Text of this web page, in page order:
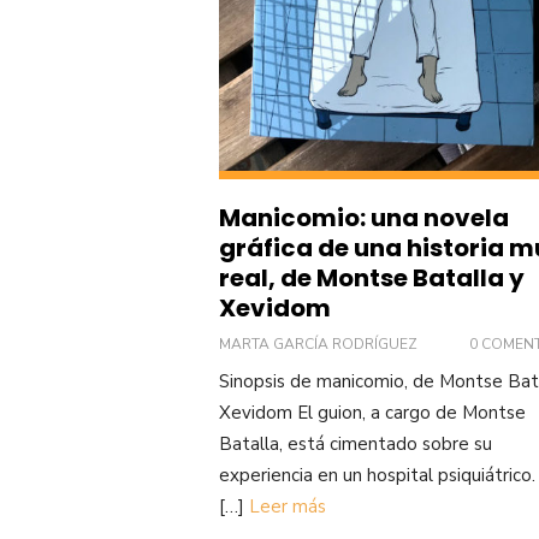
Manicomio: una novela
gráfica de una historia
real, de Montse Batalla y
Xevidom
MARTA GARCÍA RODRÍGUEZ 0
Sinopsis de manicomio, de Montse
Xevidom El guion, a cargo de Montse
Batalla, está cimentado sobre su
experiencia en un hospital psiquiátrico.
[…] Leer más